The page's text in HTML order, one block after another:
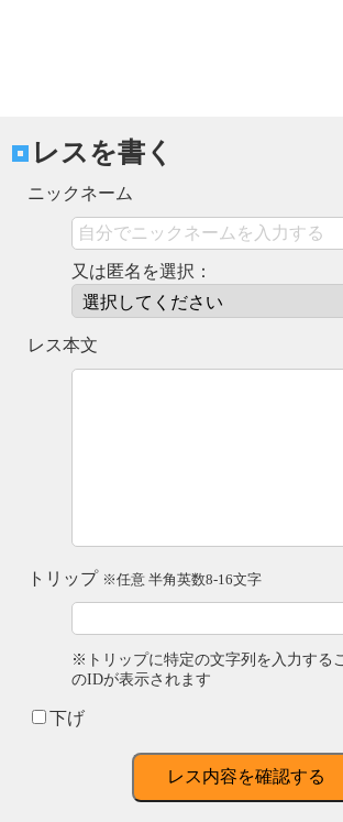
レスを書く
ニックネーム
又は匿名を選択：
レス本文
トリップ ※任意 半角英数8-16文字
※トリップに特定の文字列を入力する
のIDが表示されます
下げ
レス内容を確認する